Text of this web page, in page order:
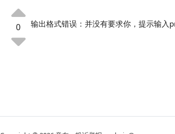
0 输出格式错误：并没有要求你，提示输入